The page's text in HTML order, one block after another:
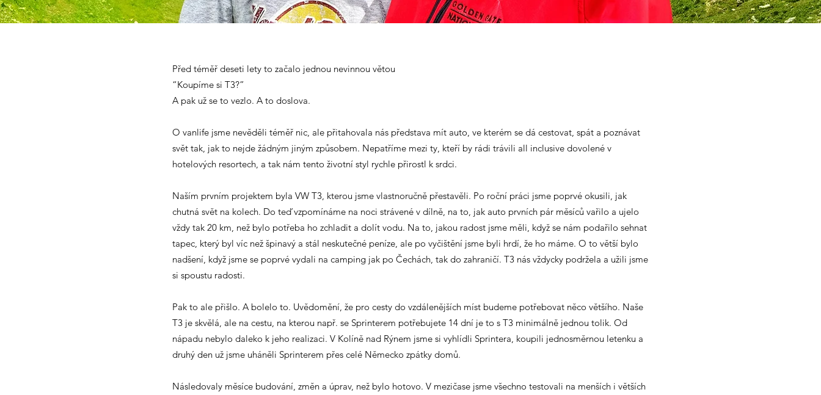
Před téměř deseti lety to začalo jednou nevinnou větou
“Koupíme si T3?”
A pak už se to vezlo. A to doslova.
O vanlife jsme nevěděli téměř nic, ale přitahovala nás představa mít auto, ve kterém se dá cestovat, spát a poznávat
svět tak, jak to nejde žádným jiným způsobem. Nepatříme mezi ty, kteří by rádi trávili all inclusive dovolené v
hotelových resortech, a tak nám tento životní styl rychle přirostl k srdci.
Naším prvním projektem byla VW T3, kterou jsme vlastnoručně přestavěli. Po roční práci jsme poprvé okusili, jak
chutná svět na kolech. Do teď vzpomínáme na noci strávené v dílně, na to, jak auto prvních pár měsíců vařilo a ujelo
vždy tak 20 km, než bylo potřeba ho zchladit a dolít vodu. Na to, jakou radost jsme měli, když se nám podařilo sehnat
tapec, který byl víc než špinavý a stál neskutečné peníze, ale po vyčištění jsme byli hrdí, že ho máme. O to větší bylo
nadšení, když jsme se poprvé vydali na camping jak po Čechách, tak do zahraničí. T3 nás vždycky podržela a užili jsme
si spoustu radosti.
Pak to ale přišlo. A bolelo to. Uvědomění, že pro cesty do vzdálenějších míst budeme potřebovat něco většího. Naše
T3 je skvělá, ale na cestu, na kterou např. se Sprinterem potřebujete 14 dní je to s T3 minimálně jednou tolik. Od
nápadu nebylo daleko k jeho realizaci. V Kolíně nad Rýnem jsme si vyhlídli Sprintera, koupili jednosměrnou letenku a
druhý den už jsme uháněli Sprinterem přes celé Německo zpátky domů.
Následovaly měsíce budování, změn a úprav, než bylo hotovo. V mezičase jsme všechno testovali na menších i větších